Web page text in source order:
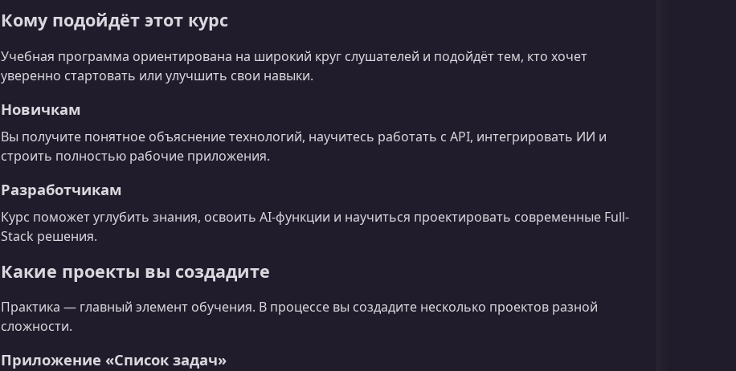
Кому подойдёт этот курс
Учебная программа ориентирована на широкий круг слушателей и подойдёт тем, кто хочет
уверенно стартовать или улучшить свои навыки.
Новичкам
Вы получите понятное объяснение технологий, научитесь работать с API, интегрировать ИИ и
строить полностью рабочие приложения.
Разработчикам
Курс поможет углубить знания, освоить AI‑функции и научиться проектировать современные Full-
Stack решения.
Какие проекты вы создадите
Практика — главный элемент обучения. В процессе вы создадите несколько проектов разной
сложности.
Приложение «Список задач»